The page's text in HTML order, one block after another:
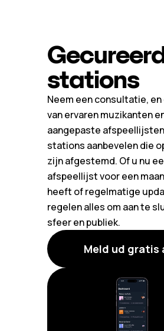
stations
Neem een consultatie,
van ervaren muzikanten
aangepaste
stations aanbevelen die
zijn afgestemd. Of u nu
afspeellijst voor een
heeft of regelmatige
regelen alles om aan te
sfeer en publiek.
Meld ud gratis